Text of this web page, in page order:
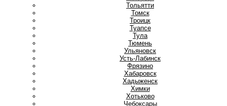
Тольятти
Томск
Троицк
Туапсе
Тула
Тюмень
Ульяновск
Усть-Лабинск
Фрязино
Хабаровск
Хадыженск
Химки
Хотьково
Чебоксары